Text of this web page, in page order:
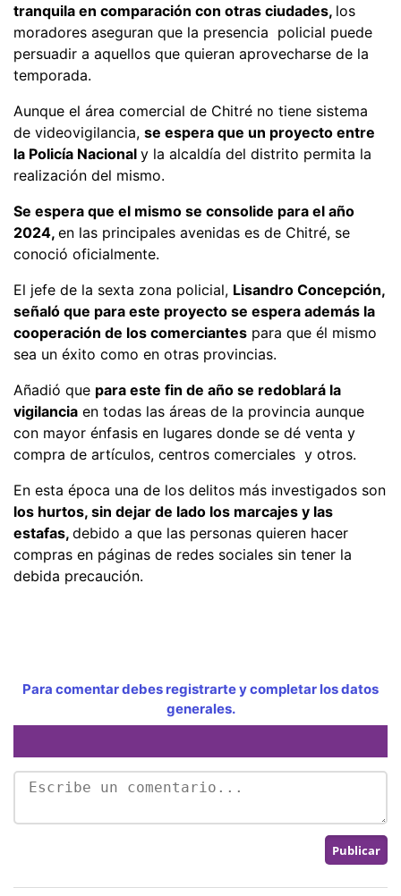
tranquila en comparación con otras ciudades, los
moradores aseguran que la presencia policial puede
persuadir a aquellos que quieran aprovecharse de la
temporada.
Aunque el área comercial de Chitré no tiene sistema
de videovigilancia, se espera que un proyecto entre
la Policía Nacional y la alcaldía del distrito permita la
realización del mismo.
Se espera que el mismo se consolide para el año
2024, en las principales avenidas es de Chitré, se
conoció oficialmente.
El jefe de la sexta zona policial, Lisandro Concepción,
señaló que para este proyecto se espera además la
cooperación de los comerciantes para que él mismo
sea un éxito como en otras provincias.
Añadió que para este fin de año se redoblará la
vigilancia en todas las áreas de la provincia aunque
con mayor énfasis en lugares donde se dé venta y
compra de artículos, centros comerciales y otros.
En esta época una de los delitos más investigados son
los hurtos, sin dejar de lado los marcajes y las
estafas, debido a que las personas quieren hacer
compras en páginas de redes sociales sin tener la
debida precaución.
Para comentar debes registrarte y completar los datos
generales.